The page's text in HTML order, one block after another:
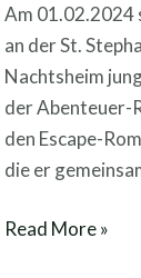
Am 01.02.2024
an der St.
Nachtsheim
der Abenteuer-
den Escape-
die er
Read More »